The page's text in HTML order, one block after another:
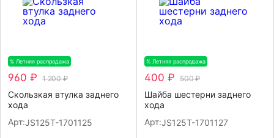
% Летняя распродажа
960 ₽ 1 200 ₽
Скользкая втулка заднего
хода
Арт:JS125T-1701125
% Летняя распродажа
400 ₽ 500 ₽
Шайба шестерни заднего
хода
Арт:JS125T-1701127